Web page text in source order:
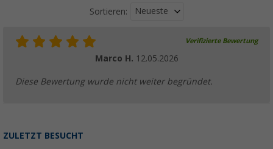
Sortieren: Neueste
Verifizierte Bewertung
Marco H. 12.05.2026
Diese Bewertung wurde nicht weiter begründet.
ZULETZT BESUCHT